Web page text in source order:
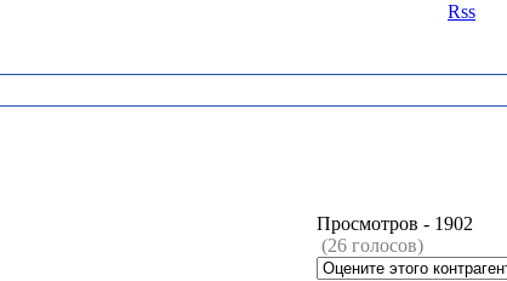
Rss
Просмотров - 1902
(26 голосов)